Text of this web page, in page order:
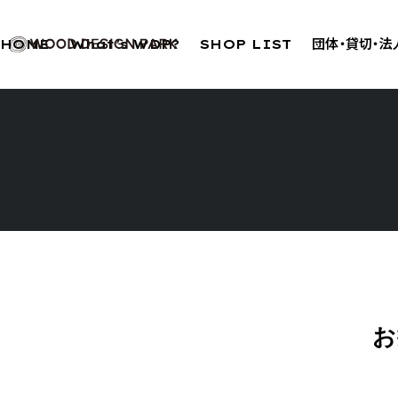
HOME What’s WDP? SHOP LIST 団体・貸切・